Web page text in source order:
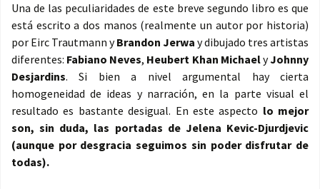
Una de las peculiaridades de este breve segundo libro es que
está escrito a dos manos (realmente un autor por historia)
por Eirc Trautmann yBrandon Jerwa y dibujado tres artistas
diferentes: Fabiano Neves, Heubert Khan MichaelyJohnny
Desjardins. Si bien a nivel argumental hay cierta
homogeneidad de ideas y narración, en la parte visual el
resultado es bastante desigual. En este aspecto lo mejor
son, sin duda, las portadas de Jelena Kevic-Djurdjevic
(aunque por desgracia seguimos sin poder disfrutar de
todas).